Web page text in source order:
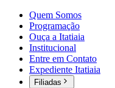
Quem Somos
Programação
Ouça a Itatiaia
Institucional
Entre em Contato
Expediente Itatiaia
Filiadas